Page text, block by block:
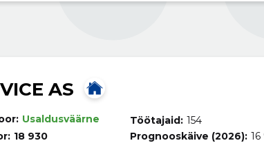
AS
Usaldusväärne
18 930
Töötajaid: 154
Prognooskäive (2026):